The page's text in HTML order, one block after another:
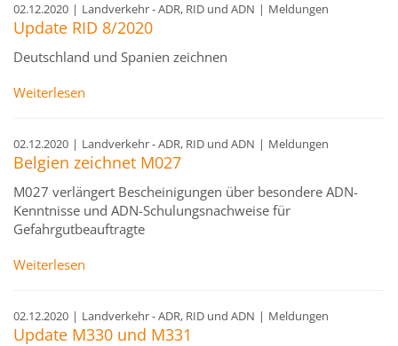
02.12.2020 | Landverkehr - ADR, RID und ADN | Meldungen
Update RID 8/2020
Deutschland und Spanien zeichnen
Weiterlesen
02.12.2020 | Landverkehr - ADR, RID und ADN | Meldungen
Belgien zeichnet M027
M027 verlängert Bescheinigungen über besondere ADN-
Kenntnisse und ADN-Schulungsnachweise für
Gefahrgutbeauftragte
Weiterlesen
02.12.2020 | Landverkehr - ADR, RID und ADN | Meldungen
Update M330 und M331